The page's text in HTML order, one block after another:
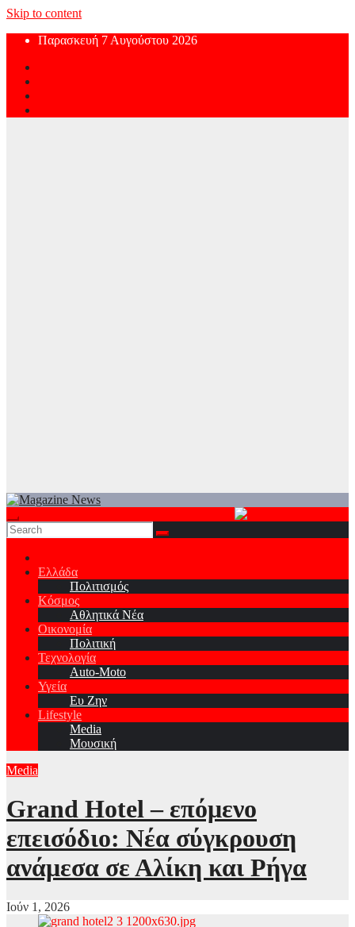
Skip to content
Παρασκευή 7 Αυγούστου 2026
Ελλάδα
Πολιτισμός
Κόσμος
Αθλητικά Νέα
Οικονομία
Πολιτική
Τεχνολογία
Auto-Moto
Υγεία
Ευ Ζην
Lifestyle
Media
Μουσική
Media
Grand Hotel – επόμενο
επεισόδιο: Νέα σύγκρουση
ανάμεσα σε Αλίκη και Ρήγα
Ιούν 1, 2026